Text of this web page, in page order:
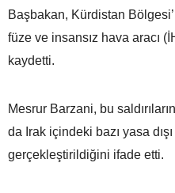
Başbakan, Kürdistan
füze ve insansız hava aracı
kaydetti.
Mesrur Barzani, bu
da Irak içindeki bazı yasa
gerçekleştirildiğini ifade etti.